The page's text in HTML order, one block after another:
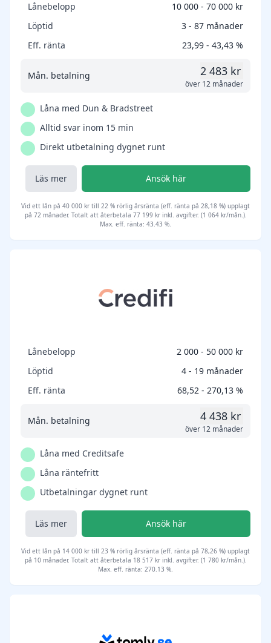
Lånebelopp
10 000 - 70 000 kr
Löptid
3 - 87 månader
Eff. ränta
23,99 - 43,43 %
Mån. betalning 2 483 kr
över 12 månader
Låna med Dun & Bradstreet
Alltid svar inom 15 min
Direkt utbetalning dygnet runt
Läs mer Ansök här
Vid ett lån på 40 000 kr till 22 % rörlig årsränta (eff. ränta på 28,18 %) upplagt
på 72 månader. Totalt att återbetala 77 199 kr inkl. avgifter. (1 064 kr/mån.).
Max. eff. ränta: 43.43 %.
Lånebelopp
2 000 - 50 000 kr
Löptid
4 - 19 månader
Eff. ränta
68,52 - 270,13 %
Mån. betalning 4 438 kr
över 12 månader
Låna med Creditsafe
Låna räntefritt
Utbetalningar dygnet runt
Läs mer Ansök här
Vid ett lån på 14 000 kr till 23 % rörlig årsränta (eff. ränta på 78,26 %) upplagt
på 10 månader. Totalt att återbetala 18 517 kr inkl. avgifter. (1 780 kr/mån.).
Max. eff. ränta: 270.13 %.